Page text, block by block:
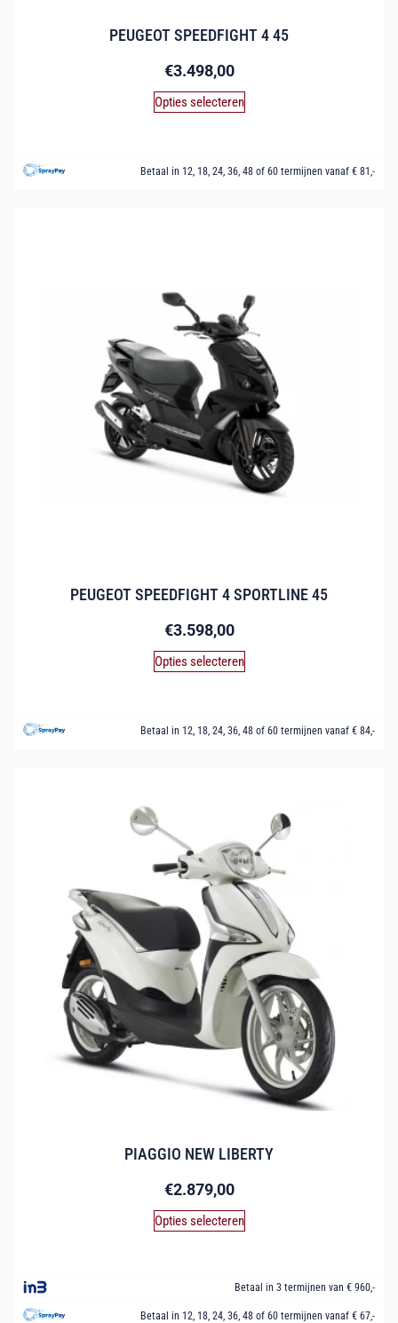
PEUGEOT SPEEDFIGHT 4 45
€3.498,00
Opties selecteren
Betaal in 12, 18, 24, 36, 48 of 60 termijnen vanaf € 81,-
PEUGEOT SPEEDFIGHT 4 SPORTLINE 45
€3.598,00
Opties selecteren
Betaal in 12, 18, 24, 36, 48 of 60 termijnen vanaf € 84,-
PIAGGIO NEW LIBERTY
€2.879,00
Opties selecteren
Betaal in 3 termijnen van € 960,-
Betaal in 12, 18, 24, 36, 48 of 60 termijnen vanaf € 67,-